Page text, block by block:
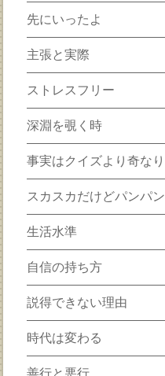
先にいったよ
主張と実際
ストレスフリー
深淵を覗く時
事実はクイズより奇なり
スカスカだけどパンパン
生活水準
自信の持ち方
説得できない理由
時代は変わる
善行と悪行